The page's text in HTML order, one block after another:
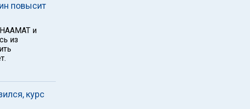
повысит
НААМАТ и
из
курс